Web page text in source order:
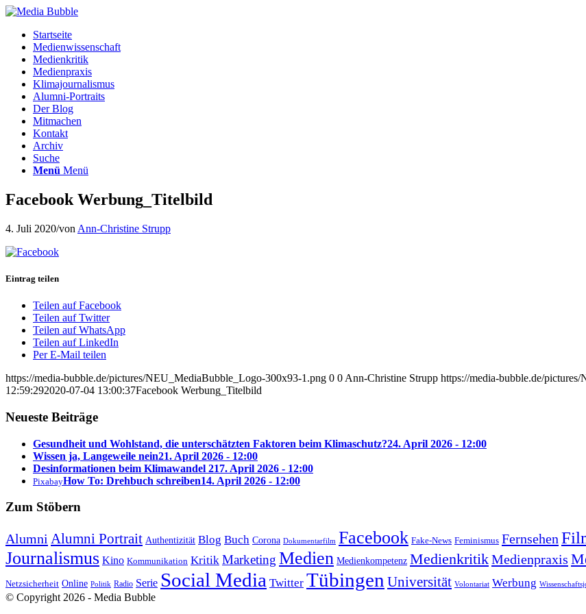
Startseite
Medienwissenschaft
Medienkritik
Medienpraxis
Klimajournalismus
Alumni-Portraits
Der Blog
Mitmachen
Kontakt
Archiv
Suche
Menü Menü
Facebook Werbung_Titelbild
4. Juli 2020/von Ann-Christine Strupp
Eintrag teilen
Teilen auf Facebook
Teilen auf Twitter
Teilen auf WhatsApp
Teilen auf LinkedIn
Per E-Mail teilen
https://media-bubble.de/pictures/NEU_MediaBubble_Logo-300x93-1.png 0 0 Ann-Christine Strupp https://media-bubble.de/
12:59:292020-07-04 13:00:37Facebook Werbung_Titelbild
Neueste Beiträge
Gesundheit und Wohlstand, die unterschätzten Faktoren beim Klimaschutz?24. April 2026 - 12:00
Wissen ja, Langeweile nein21. April 2026 - 12:00
Desinformationen beim Klimawandel 217. April 2026 - 12:00
PixabayHow To: Drehbuch schreiben14. April 2026 - 12:00
Zum Stöbern
Alumni Alumni Portrait Authentizität Blog Buch Corona Dokumentarfilm Facebook Fake-News Feminismus Fernsehen
Journalismus Kino Kommunikation Kritik Marketing Medien Medienkompetenz MedienkritikMedienpraxis
Netzsicherheit Online Politik Radio Serie Social Media Twitter Tübingen Universität Volontariat Werbung
© Copyright 2026 - Media Bubble